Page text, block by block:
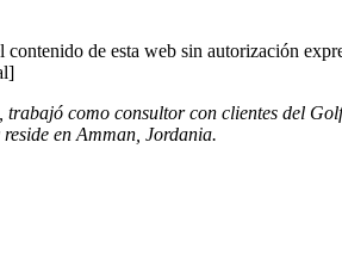
de esta web sin autorización
como consultor con clientes del
en Amman, Jordania.